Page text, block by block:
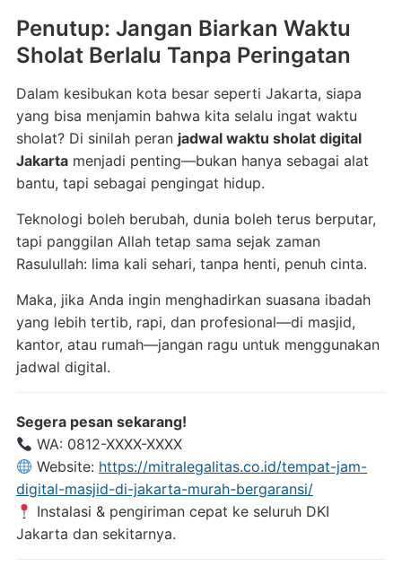
Penutup: Jangan Biarkan Waktu
Sholat Berlalu Tanpa Peringatan
Dalam kesibukan kota besar seperti Jakarta, siapa
yang bisa menjamin bahwa kita selalu ingat waktu
sholat? Di sinilah peran jadwal waktu sholat digital
Jakartamenjadi penting—bukan hanya sebagai alat
bantu, tapi sebagai pengingat hidup.
Teknologi boleh berubah, dunia boleh terus berputar,
tapi panggilan Allah tetap sama sejak zaman
Rasulullah: lima kali sehari, tanpa henti, penuh cinta.
Maka, jika Anda ingin menghadirkan suasana ibadah
yang lebih tertib, rapi, dan profesional—di masjid,
kantor, atau rumah—jangan ragu untuk menggunakan
jadwal digital.
Segera pesan sekarang!
WA: 0812-XXXX-XXXX
Website: https://mitralegalitas.co.id/tempat-jam-
digital-masjid-di-jakarta-murah-bergaransi/
Instalasi & pengiriman cepat ke seluruh DKI
Jakarta dan sekitarnya.